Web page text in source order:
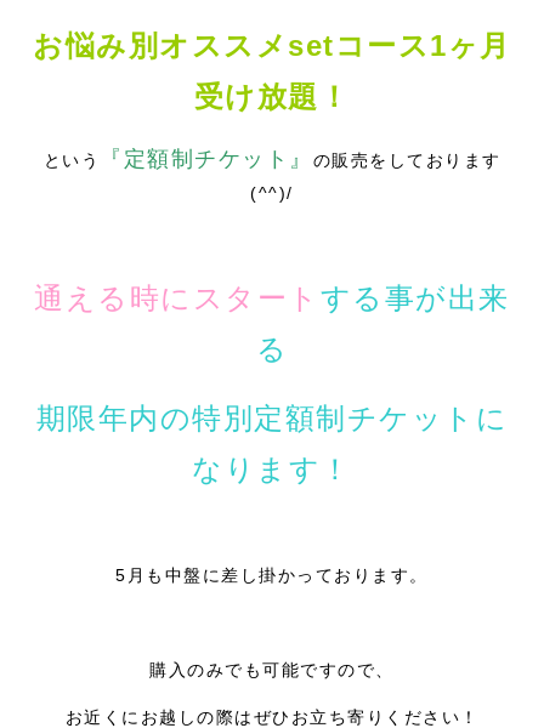
お悩み別オススメsetコース1ヶ月
受け放題！
という 『定額制チケット』
の販売をしております
(^^)/
通える時にスタート する事が出来
る
期限年内の特別定額制チケットに
なります！
5月も中盤に差し掛かっております。
購入のみでも可能ですので、
お近くにお越しの際はぜひお立ち寄りください！